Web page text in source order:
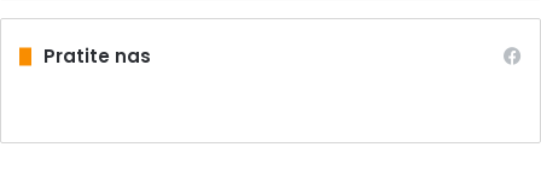
Pratite nas